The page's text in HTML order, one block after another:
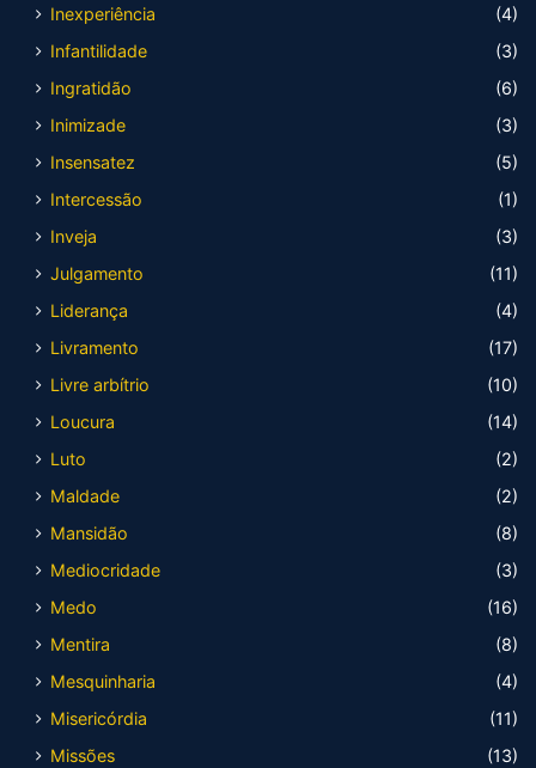
Inexperiência
(4)
Infantilidade
(3)
Ingratidão
(6)
Inimizade
(3)
Insensatez
(5)
Intercessão
(1)
Inveja
(3)
Julgamento
(11)
Liderança
(4)
Livramento
(17)
Livre arbítrio
(10)
Loucura
(14)
Luto
(2)
Maldade
(2)
Mansidão
(8)
Mediocridade
(3)
Medo
(16)
Mentira
(8)
Mesquinharia
(4)
Misericórdia
(11)
Missões
(13)